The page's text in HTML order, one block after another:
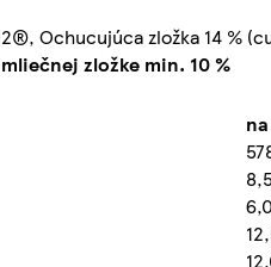
Ochucujúca zložka 14 %
zložke min. 10 %